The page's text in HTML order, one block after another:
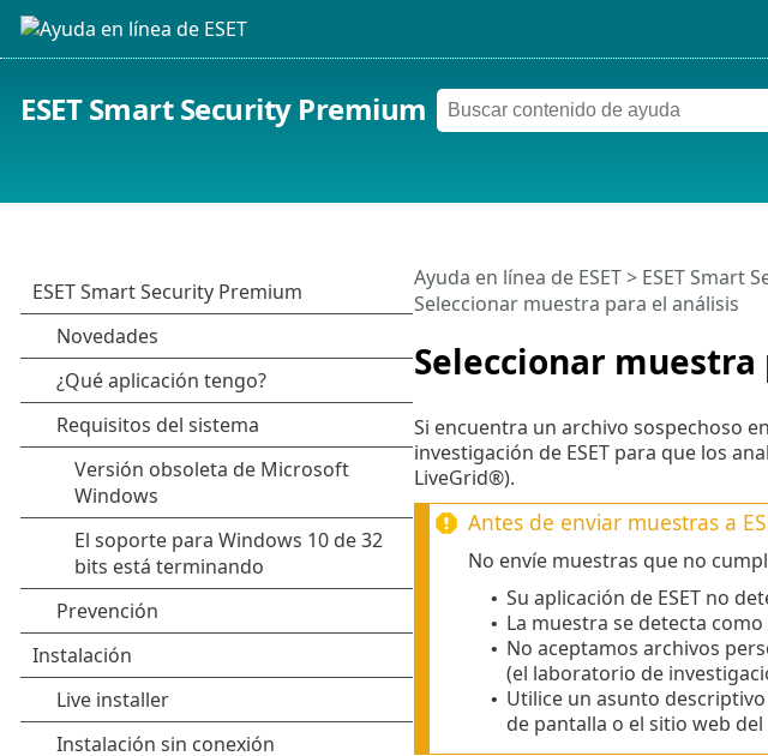
ESET Smart Security Premium
Seleccionar
Ayuda en línea de ESET> ESET Smart
Seleccionar muestra para el análisis
Si encuentra un archivo sospechoso
investigación de ESET para que los
LiveGrid®).
Antes de enviar muestras a
No envíe muestras que no
• Su aplicación de ESET no
• La muestra se detecta
• No aceptamos archivos
(el laboratorio de
• Utilice un asunto
de pantalla o el sitio web